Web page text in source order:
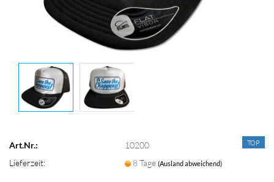
TOP
Art.Nr.:
10200
Lieferzeit:
8 Tage(Ausland abweichend)